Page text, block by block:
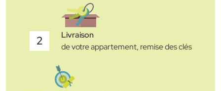
2
Livraison
de votre appartement, remise des clés